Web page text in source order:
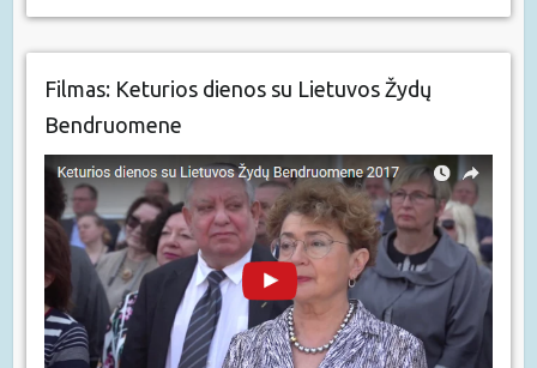
Filmas: Keturios dienos su Lietuvos Žydų
Bendruomene